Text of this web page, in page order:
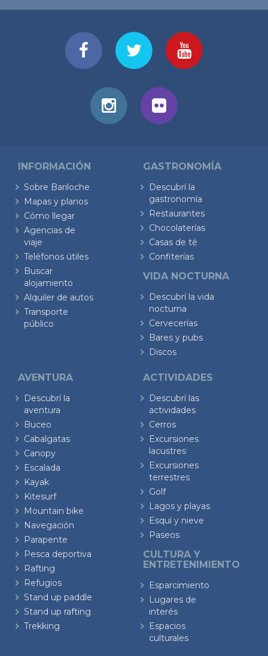
INFORMACIÓN
Sobre Bariloche
Mapas y planos
Cómo llegar
Agencias de
viaje
Teléfonos útiles
Buscar
alojamiento
Alquiler de autos
Transporte
público
GASTRONOMÍA
Descubrí la
gastronomía
Restaurantes
Chocolaterías
Casas de té
Confiterías
VIDA NOCTURNA
Descubrí la vida
nocturna
Cervecerías
Bares y pubs
Discos
AVENTURA
Descubrí la
aventura
Buceo
Cabalgatas
Canopy
Escalada
Kayak
Kitesurf
Mountain bike
Navegación
Parapente
Pesca deportiva
Rafting
Refugios
Stand up paddle
Stand up rafting
Trekking
ACTIVIDADES
Descubrí las
actividades
Cerros
Excursiones
lacustres
Excursiones
terrestres
Golf
Lagos y playas
Esquí y nieve
Paseos
CULTURA Y
ENTRETENIMIENTO
Esparcimiento
Lugares de
interés
Espacios
culturales